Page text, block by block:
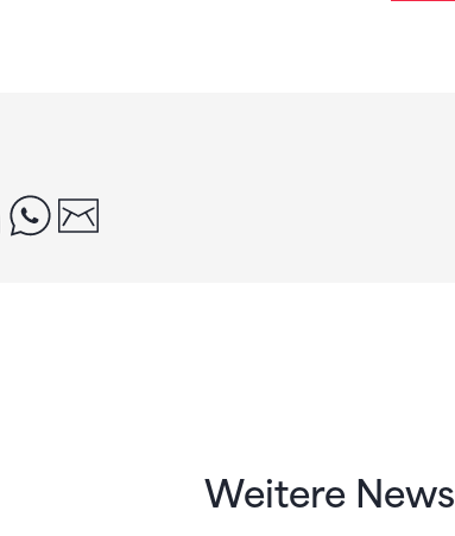
linkedinwhatsapp
Weitere News